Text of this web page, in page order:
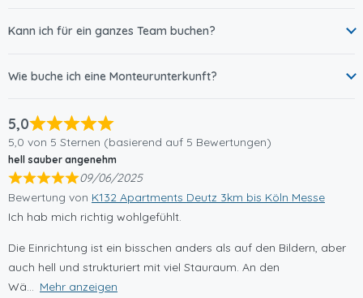
Kann ich für ein ganzes Team buchen?
Wie buche ich eine Monteurunterkunft?
5,0
5,0 von 5 Sternen (basierend auf 5 Bewertungen)
hell sauber angenehm
09/06/2025
Bewertung von K132 Apartments Deutz 3km bis Köln Messe
Ich hab mich richtig wohlgefühlt.
Die Einrichtung ist ein bisschen anders als auf den Bildern, aber
auch hell und strukturiert mit viel Stauraum. An den
Wä
Mehr anzeigen